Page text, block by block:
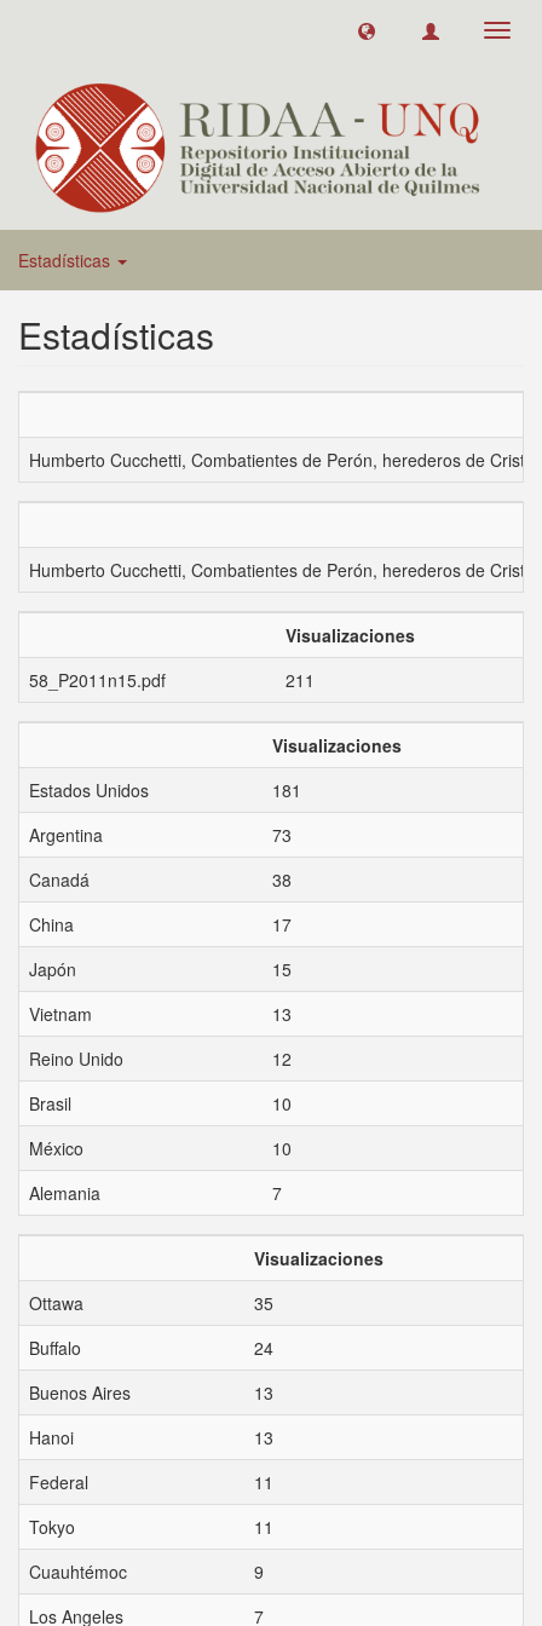
Estadísticas
Estadísticas
Humberto Cucchetti, Combatientes de Perón, herederos de
Humberto Cucchetti, Combatientes de Perón, herederos de
Visualizaciones
58_P2011n15.pdf
211
Visualizaciones
Estados Unidos
181
Argentina
73
Canadá
38
China
17
Japón
15
Vietnam
13
Reino Unido
12
Brasil
10
México
10
Alemania
7
Visualizaciones
Ottawa
35
Buffalo
24
Buenos Aires
13
Hanoi
13
Federal
11
Tokyo
11
Cuauhtémoc
9
Los Angeles
7